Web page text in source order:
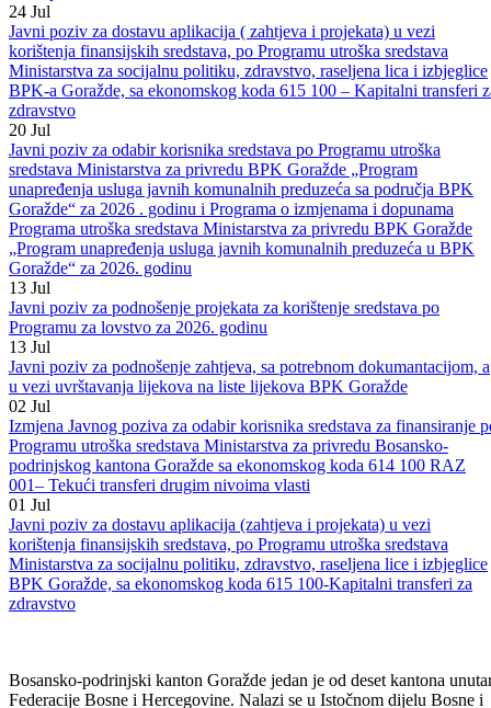
|
PDF
Javni poziviVidi sve
24 Jul
Javni poziv za dostavu aplikacija ( zahtjeva i projekata) u vezi
korištenja finansijskih sredstava, po Programu utroška sredstava
Ministarstva za socijalnu politiku, zdravstvo, raseljena lica i izbjeglice
BPK-a Goražde, sa ekonomskog koda 615 100 – Kapitalni transferi
zdravstvo
20 Jul
Javni poziv za odabir korisnika sredstava po Programu utroška
sredstava Ministarstva za privredu BPK Goražde „Program
unapređenja usluga javnih komunalnih preduzeća sa područja BPK
Goražde“ za 2026 . godinu i Programa o izmjenama i dopunama
Programa utroška sredstava Ministarstva za privredu BPK Goražde
„Program unapređenja usluga javnih komunalnih preduzeća u BPK
Goražde“ za 2026. godinu
13 Jul
Javni poziv za podnošenje projekata za korištenje sredstava po
Programu za lovstvo za 2026. godinu
13 Jul
Javni poziv za podnošenje zahtjeva, sa potrebnom dokumantacijom, a
u vezi uvrštavanja lijekova na liste lijekova BPK Goražde
02 Jul
Izmjena Javnog poziva za odabir korisnika sredstava za finansiranje
Programu utroška sredstava Ministarstva za privredu Bosansko-
podrinjskog kantona Goražde sa ekonomskog koda 614 100 RAZ
001– Tekući transferi drugim nivoima vlasti
01 Jul
Javni poziv za dostavu aplikacija (zahtjeva i projekata) u vezi
korištenja finansijskih sredstava, po Programu utroška sredstava